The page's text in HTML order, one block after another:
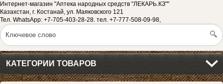
Интернет-магазин "Аптека народных средств "ЛЕКАРЬ.КЗ""
Казахстан, г. Костанай, ул. Маяковского 121
Тел. WhatsApp: +7-705-403-28-28. тел. +7-777-508-09-98,
КАТЕГОРИИ ТОВАРОВ